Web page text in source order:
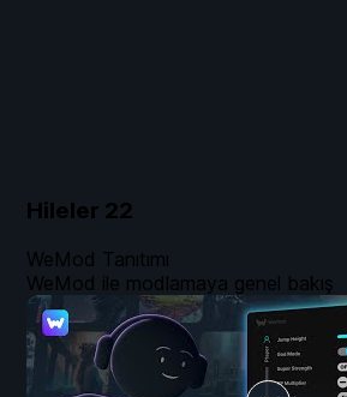
Hileler 22
WeMod Tanıtımı
WeMod ile modlamaya genel bakış